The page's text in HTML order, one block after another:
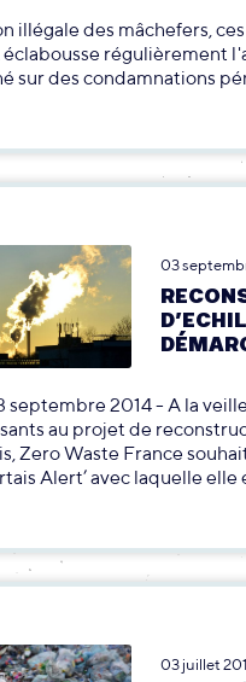
illégale des mâchefers,
régulièrement
sur des condamnations
03
septembre 2014 - A la
au projet de
Zero Waste France
Alert’ avec laquelle elle
03 juillet